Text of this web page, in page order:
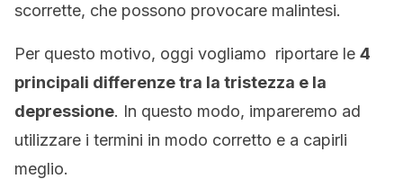
scorrette, che possono provocare malintesi.
Per questo motivo, oggi vogliamo riportare le 4
principali differenze tra la tristezza e la
depressione. In questo modo, impareremo ad
utilizzare i termini in modo corretto e a capirli
meglio.